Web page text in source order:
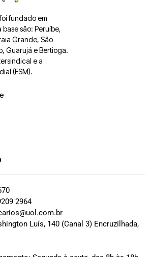
fundado em
base são: Peruíbe,
Grande, São
Guarujá e Bertioga.
e a
(FSM).
2964
Luís, 140 (Canal 3) Encruzilhada,